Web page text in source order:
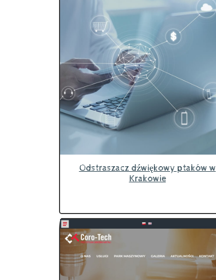
Odstraszacz dźwiękowy ptaków w
Krakowie